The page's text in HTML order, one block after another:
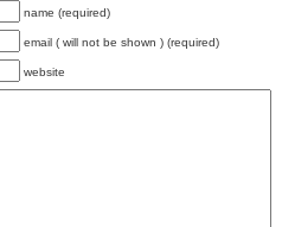
name (required)
email ( will not be shown ) (required)
website